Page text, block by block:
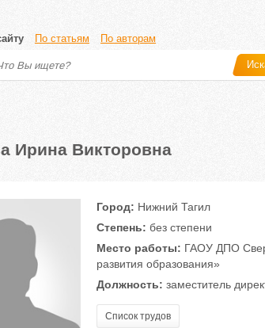
По статьям По авторам
Ирина Викторовна
Город: Нижний Тагил
Степень: без степени
Место работы: ГАОУ ДПО
развития образования»
Должность: заместитель
Список трудов